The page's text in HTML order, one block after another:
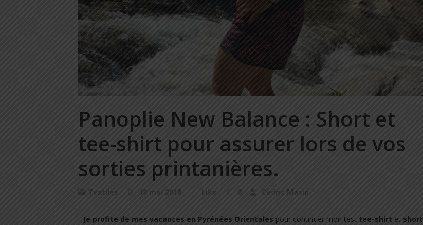
Panoplie New Balance : Short et
tee-shirt pour assurer lors de vos
sorties printanières.
Textiles 18 mai 2018 Like 0 Cédric Masip
Je profite de mes vacances en Pyrénées Orientales pour continuer mon test tee-shirt et short